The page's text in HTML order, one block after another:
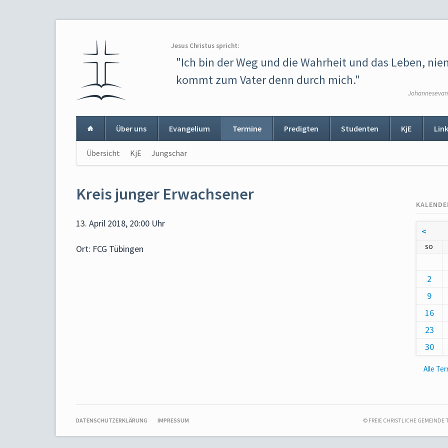
Jesus Christus spricht:
"Ich bin der Weg und die Wahrheit und das Leben,
kommt zum Vater denn durch mich."
Über uns Evangelium Termine Predigten Studenten KjE
Navigation
überspringen
Übersicht KjE Jungschar
Kreis junger Erwachsener
13. April 2018, 20:00 Uhr
Ort: FCG Tübingen
<
SO
2
9
16
23
30
Alle
NAVIGATION
DATENSCHUTZERKLÄRUNG IMPRESSUM © FREIE CHRISTLICHE GEMEINDE